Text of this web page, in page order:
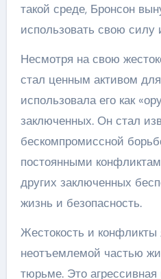
такой среде, Бронсон
использовать свою силу
Несмотря на свою
стал ценным активом
использовала его как
заключенных. Он стал
бескомпромиссной
постоянными
других заключенных
жизнь и безопасность.
Жестокость и конфликты
неотъемлемой частью
тюрьме. Это агрессивная